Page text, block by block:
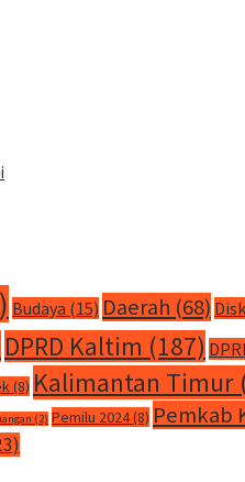
Budaya (15) Daerah (68)
DPRD Kaltim (187)
(8) Kalimantan Timur
(2) Pemilu 2024(8) Pemkab